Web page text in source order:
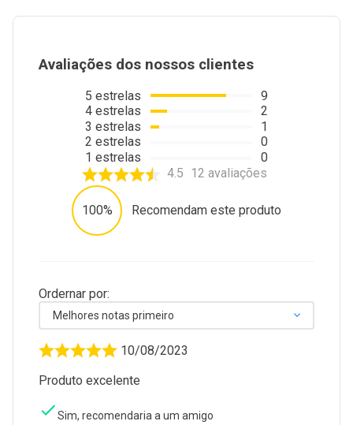
Avaliações dos nossos clientes
5 estrelas
4 estrelas
3 estrelas
2 estrelas
1 estrelas
9
2
1
0
0
4.5 12 avaliações
100% Recomendam este produto
Ordernar por:
Melhores notas primeiro
10/08/2023
Produto excelente
Sim, recomendaria a um amigo